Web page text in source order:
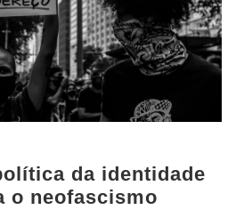
da identidade
o neofascismo